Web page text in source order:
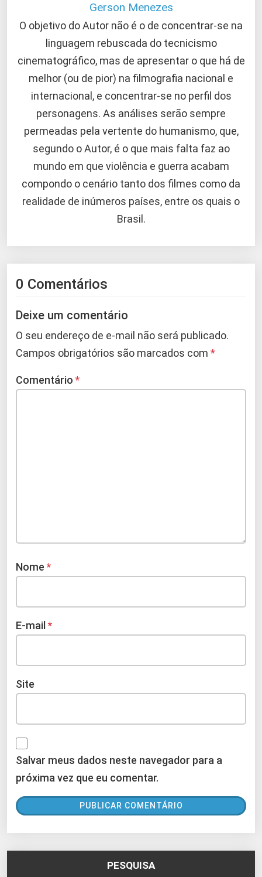
Gerson Menezes
O objetivo do Autor não é o de concentrar-se na
linguagem rebuscada do tecnicismo
cinematográfico, mas de apresentar o que há de
melhor (ou de pior) na filmografia nacional e
internacional, e concentrar-se no perfil dos
personagens. As análises serão sempre
permeadas pela vertente do humanismo, que,
segundo o Autor, é o que mais falta faz ao
mundo em que violência e guerra acabam
compondo o cenário tanto dos filmes como da
realidade de inúmeros países, entre os quais o
Brasil.
0 Comentários
Deixe um comentário
O seu endereço de e-mail não será publicado.
Campos obrigatórios são marcados com *
Comentário *
Nome *
E-mail *
Site
Salvar meus dados neste navegador para a
próxima vez que eu comentar.
PESQUISA